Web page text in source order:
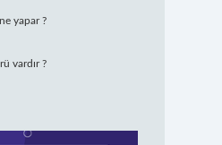
yapar ?
vardır ?